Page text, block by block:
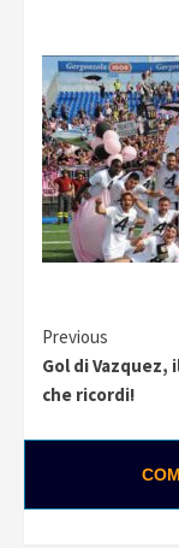
Continue
Reading
Previous
Gol di Vazquez,
che ricordi!